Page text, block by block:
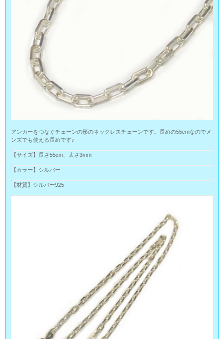
アンカーをつなぐチェーンの形のネックレスチェーンです。長めの55cmなのでメ
ンズでも使える長めです♪
【サイズ】長さ55cm、太さ3mm
【カラー】シルバー
【材質】シルバー925